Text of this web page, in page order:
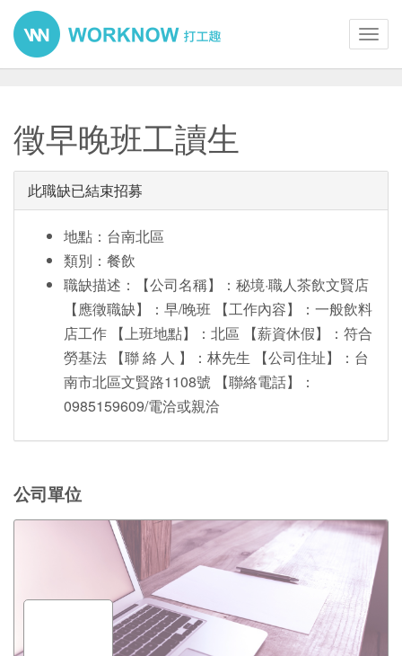
徵早晚班工讀生
此職缺已結束招募
地點：台南北區
類別：餐飲
職缺描述：【公司名稱】：秘境·職人茶飲文賢店
【應徵職缺】：早/晚班 【工作內容】：一般飲料
店工作 【上班地點】：北區 【薪資休假】：符合
勞基法 【聯 絡 人 】：林先生 【公司住址】：台
南市北區文賢路1108號 【聯絡電話】：
0985159609/電洽或親洽
公司單位